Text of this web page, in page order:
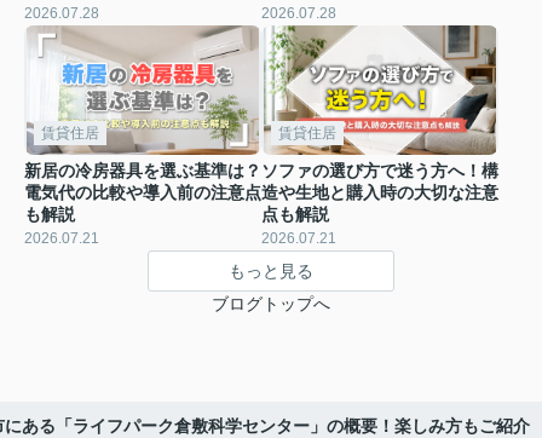
2026.07.28 2026.07.28
賃貸住居
新居の冷房器具を選ぶ基準は？
電気代の比較や導入前の注意点
も解説
2026.07.21
賃貸住居
ソファの選び方で迷う方へ！構
造や生地と購入時の大切な注意
点も解説
2026.07.21
もっと見る
ブログトップへ
にある「ライフパーク倉敷科学センター」の概要！楽しみ方もご紹介